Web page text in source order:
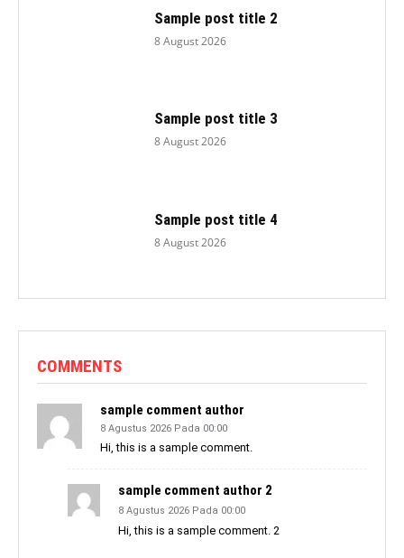
Sample post title 2
8 August 2026
Sample post title 3
8 August 2026
Sample post title 4
8 August 2026
COMMENTS
sample comment author
8 Agustus 2026 Pada 00:00
Hi, this is a sample comment.
sample comment author 2
8 Agustus 2026 Pada 00:00
Hi, this is a sample comment. 2